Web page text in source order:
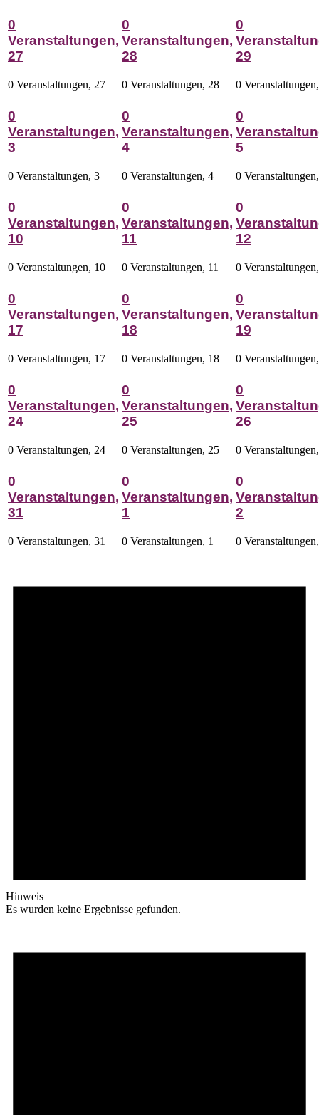
0
Veranstaltungen,
27
0 Veranstaltungen, 27
0
Veranstaltungen,
28
0 Veranstaltungen, 28
0
29
0
0
Veranstaltungen,
3
0 Veranstaltungen, 3
0
Veranstaltungen,
4
0 Veranstaltungen, 4
0
5
0
0
Veranstaltungen,
10
0 Veranstaltungen, 10
0
Veranstaltungen,
11
0 Veranstaltungen, 11
0
12
0
0
Veranstaltungen,
17
0 Veranstaltungen, 17
0
Veranstaltungen,
18
0 Veranstaltungen, 18
0
19
0
0
Veranstaltungen,
24
0 Veranstaltungen, 24
0
Veranstaltungen,
25
0 Veranstaltungen, 25
0
26
0
0
Veranstaltungen,
31
0 Veranstaltungen, 31
0
Veranstaltungen,
1
0 Veranstaltungen, 1
0
2
0
Hinweis
Es wurden keine Ergebnisse gefunden.